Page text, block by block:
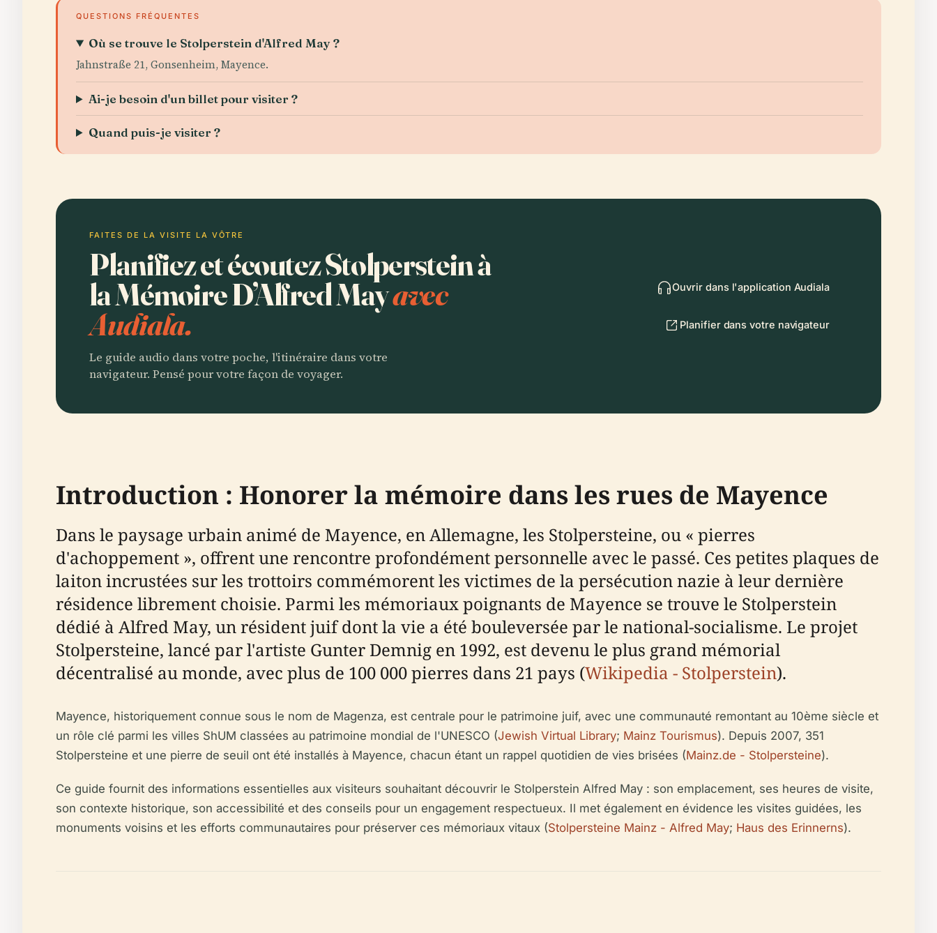
QUESTIONS FRÉQUENTES
Où se trouve le Stolperstein d'Alfred May ?
Jahnstraße 21, Gonsenheim, Mayence.
Ai-je besoin d'un billet pour visiter ?
Quand puis-je visiter ?
FAITES DE LA VISITE LA VÔTRE
Planifiez et écoutez Stolperstein à
la Mémoire D’Alfred Mayavec
Audiala.
Le guide audio dans votre poche, l'itinéraire dans votre
navigateur. Pensé pour votre façon de voyager.
Ouvrir dans l'application Audiala
Planifier dans votre navigateur
Introduction : Honorer la mémoire dans les rues de Mayence
Dans le paysage urbain animé de Mayence, en Allemagne, les Stolpersteine, ou « pierres
d'achoppement », offrent une rencontre profondément personnelle avec le passé. Ces petites plaques de
laiton incrustées sur les trottoirs commémorent les victimes de la persécution nazie à leur dernière
résidence librement choisie. Parmi les mémoriaux poignants de Mayence se trouve le Stolperstein
dédié à Alfred May, un résident juif dont la vie a été bouleversée par le national-socialisme. Le projet
Stolpersteine, lancé par l'artiste Gunter Demnig en 1992, est devenu le plus grand mémorial
décentralisé au monde, avec plus de 100 000 pierres dans 21 pays (Wikipedia - Stolperstein).
Mayence, historiquement connue sous le nom de Magenza, est centrale pour le patrimoine juif, avec une communauté remontant au 10ème siècle et
un rôle clé parmi les villes ShUM classées au patrimoine mondial de l'UNESCO (Jewish Virtual Library; Mainz Tourismus). Depuis 2007, 351
Stolpersteine et une pierre de seuil ont été installés à Mayence, chacun étant un rappel quotidien de vies brisées (Mainz.de - Stolpersteine).
Ce guide fournit des informations essentielles aux visiteurs souhaitant découvrir le Stolperstein Alfred May : son emplacement, ses heures de visite,
son contexte historique, son accessibilité et des conseils pour un engagement respectueux. Il met également en évidence les visites guidées, les
monuments voisins et les efforts communautaires pour préserver ces mémoriaux vitaux (Stolpersteine Mainz - Alfred May; Haus des Erinnerns).